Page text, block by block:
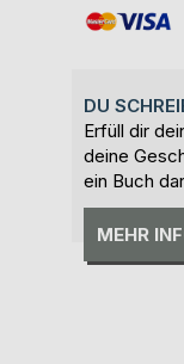
DU
Erfüll dir
deine
ein Buch
MEHR